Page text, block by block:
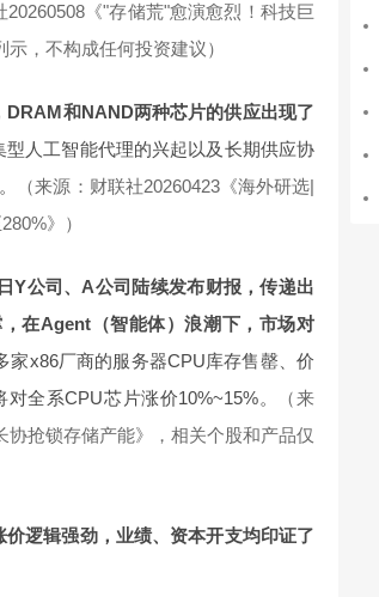
20260508《"存储荒"愈演愈烈！科技巨
，不构成任何投资建议）
和NAND两种芯片的供应出现了
型人工智能代理的兴起以及长期供应协
（来源：财联社20260423《海外研选|
》）
Y公司、A公司陆续发布财报，传递出
在Agent（智能体）浪潮下，市场对
家x86厂商的服务器CPU库存售罄、价
全系CPU芯片涨价10%~15%。
（来
抢锁存储产能》，相关个股和产品仅
逻辑强劲，业绩、资本开支均印证了